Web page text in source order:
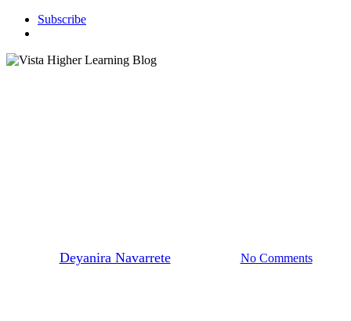
Subscribe
Deyanira NavarreteMay 18, 2025 No Comments